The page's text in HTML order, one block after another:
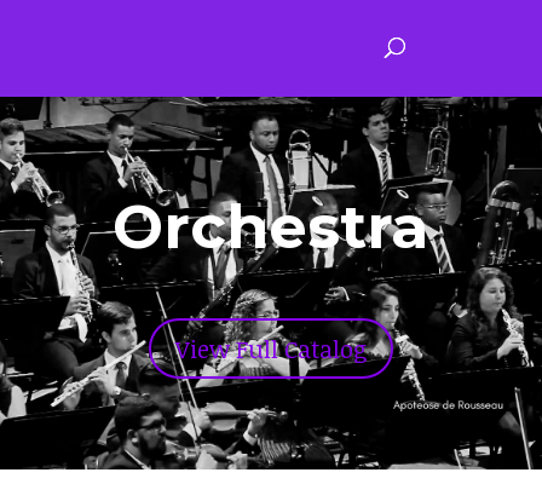
Orchestra
View Full Catalog